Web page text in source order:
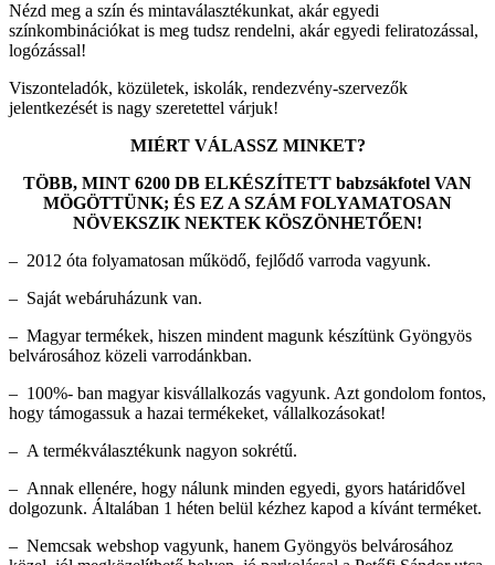
Nézd meg a szín és mintaválasztékunkat, akár egyedi
színkombinációkat is meg tudsz rendelni, akár egyedi feliratozással,
logózással!
Viszonteladók, közületek, iskolák, rendezvény-szervezők
jelentkezését is nagy szeretettel várjuk!
MIÉRT VÁLASSZ MINKET?
TÖBB, MINT 6200 DB ELKÉSZÍTETT babzsákfotel VAN
MÖGÖTTÜNK; ÉS EZ A SZÁM FOLYAMATOSAN
NÖVEKSZIK NEKTEK KÖSZÖNHETŐEN!
– 2012 óta folyamatosan működő, fejlődő varroda vagyunk.
– Saját webáruházunk van.
– Magyar termékek, hiszen mindent magunk készítünk Gyöngyös
belvárosához közeli varrodánkban.
– 100%- ban magyar kisvállalkozás vagyunk. Azt gondolom fontos,
hogy támogassuk a hazai termékeket, vállalkozásokat!
– A termékválasztékunk nagyon sokrétű.
– Annak ellenére, hogy nálunk minden egyedi, gyors határidővel
dolgozunk. Általában 1 héten belül kézhez kapod a kívánt terméket.
– Nemcsak webshop vagyunk, hanem Gyöngyös belvárosához